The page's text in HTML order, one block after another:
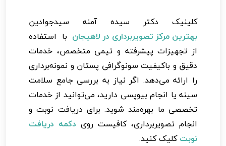
کلینیک دکتر سیده آمنه سیدجوادین
بهترین مرکز تصویربرداری در لاهیجان با استفاده
از تجهیزات پیشرفته و تیمی متخصص، خدمات
دقیق و باکیفیت سونوگرافی پستان و نمونه‌برداری
را ارائه می‌دهد. اگر نیاز به بررسی جامع سلامت
سینه یا انجام بیوپسی دارید، می‌توانید از خدمات
تخصصی ما بهره‌مند شوید. برای دریافت نوبت و
انجام تصویربرداری، کافیست روی دکمه دریافت
نوبتکلیک کنید.